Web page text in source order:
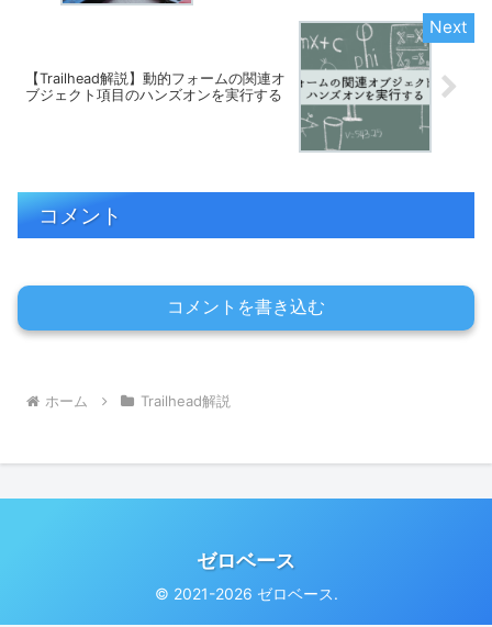
【Trailhead解説】動的フォームの関連オ
ブジェクト項目のハンズオンを実行する
コメント
コメントを書き込む
ホーム Trailhead解説
ゼロベース
© 2021-2026 ゼロベース.